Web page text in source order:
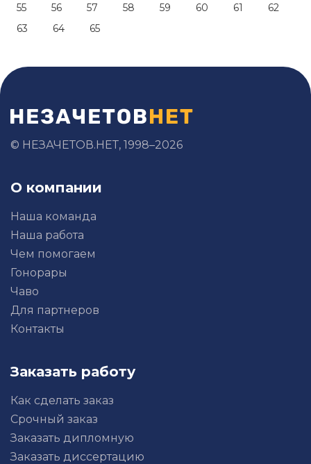
55
56 57 58 59 60 61
62
63
64 65
© НЕЗАЧЕТОВ.НЕТ, 1998–2026
О компании
Наша команда
Наша работа
Чем помогаем
Гонорары
Чаво
Для партнеров
Контакты
Заказать работу
Как сделать заказ
Срочный заказ
Заказать дипломную
Заказать диссертацию